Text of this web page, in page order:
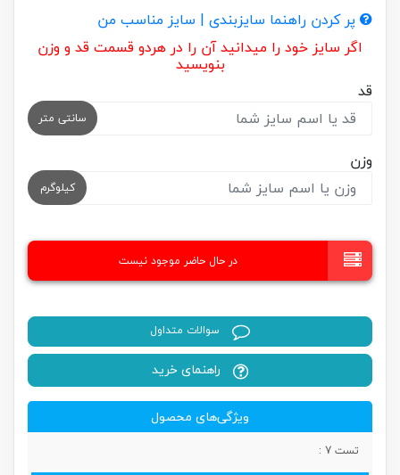
پر کردن راهنما سایزبندی | سایز مناسب من
اگر سایز خود را میدانید آن را در هردو قسمت قد و وزن
بنویسید
قد
سانتی متر
وزن
کیلوگرم
در حال حاضر موجود نیست
سوالات متداول
راهنمای خرید
ویژگی‌های محصول
تست 7 :